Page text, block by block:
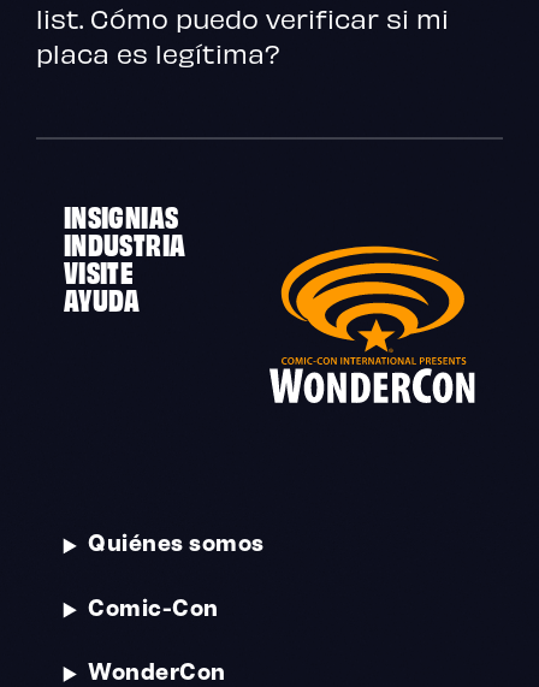
list. Cómo puedo verificar si mi
placa es legítima?
INSIGNIAS
INDUSTRIA
VISITE
AYUDA
Quiénes somos
Comic-Con
WonderCon